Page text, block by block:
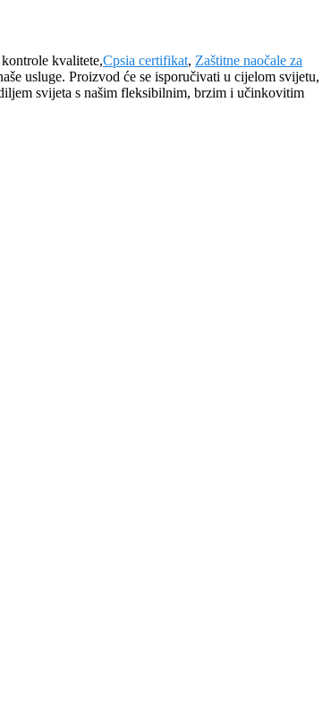
kvalitete,Cpsia certifikat, Zaštitne naočale za
usluge. Proizvod će se isporučivati ​​u cijelom svijetu,
svijeta s našim fleksibilnim, brzim i učinkovitim